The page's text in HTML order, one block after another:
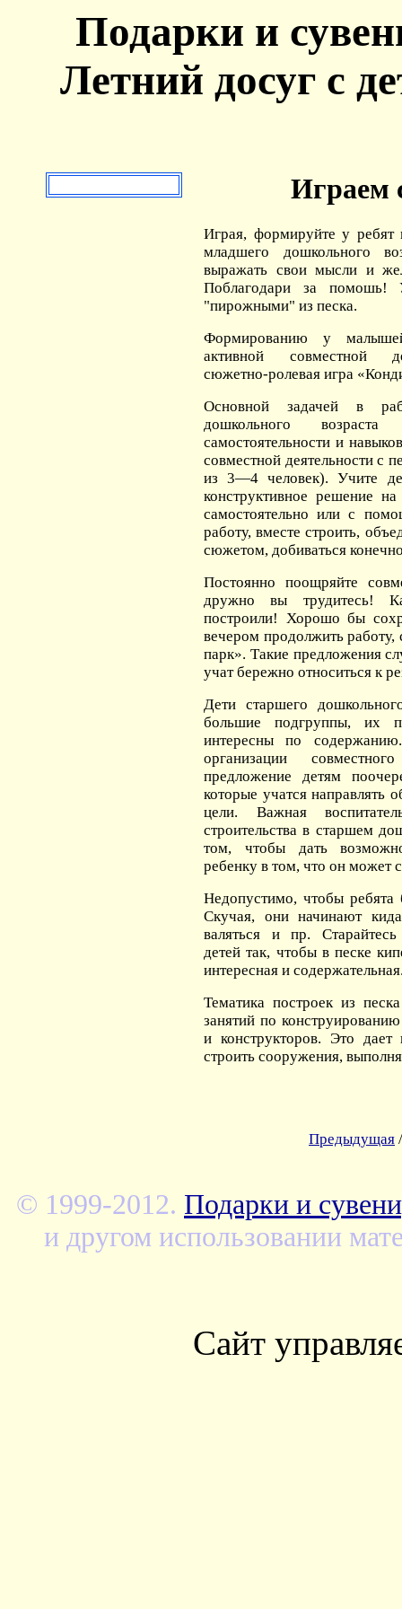
Подарки и
Летний досуг с
Играем
Играя, формируйте у
младшего дошкольного
выражать свои мысли и
Поблагодари за помошь!
"пирожными" из песка.
Формированию у
активной совместной
сюжетно-ролевая игра
Основной задачей в
дошкольного возраста
самостоятельности и
совместной деятельности с
из 3—4 человек). Учите
конструктивное решение
самостоятельно или с
работу, вместе строить,
сюжетом, добиваться
Постоянно поощряйте
дружно вы трудитесь!
построили! Хорошо бы
вечером продолжить работу,
парк». Такие предложения
учат бережно относиться к
Дети старшего
большие подгруппы, их
интересны по
организации
предложение детям
которые учатся направлять
цели. Важная
строительства в старшем
том, чтобы дать
ребенку в том, что он может
Недопустимо, чтобы ребята
Скучая, они начинают
валяться и пр. Старайтесь
детей так, чтобы в песке
интересная и
Тематика построек из
занятий по
и конструкторов. Это дает
строить сооружения,
Предыдущая
© 1999-2012. Подарки и
и другом использовании
Сайт